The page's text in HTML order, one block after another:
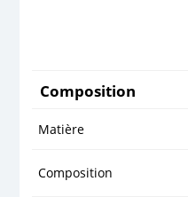
Composition
Matière
Composition